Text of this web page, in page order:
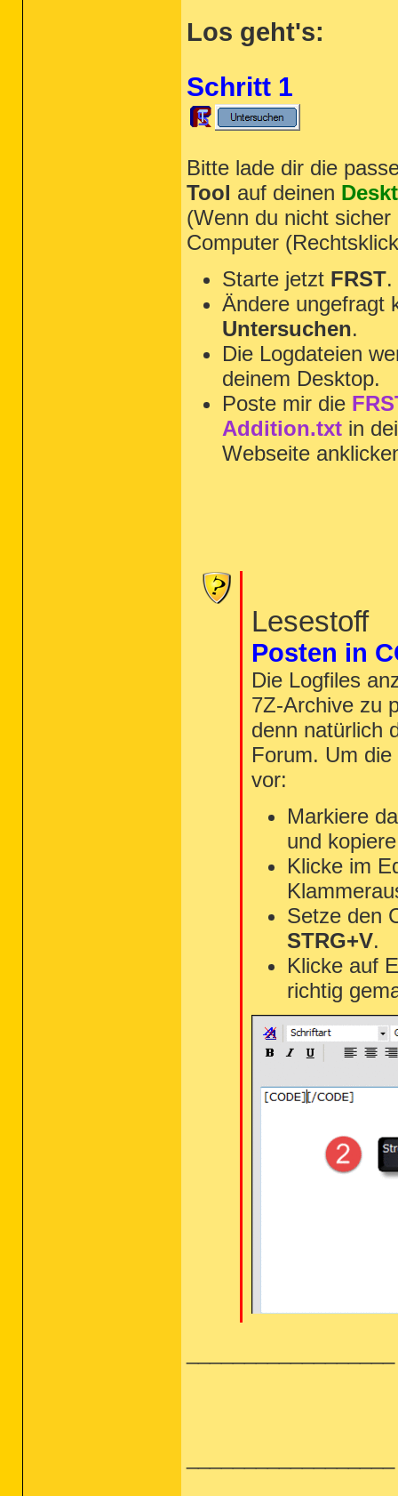
Los geht's:
Schritt 1
Bitte lade dir die
Tool auf deinen
(Wenn du nicht
Computer
Starte jetzt FRST.
Ändere ungefragt
Untersuchen.
Die Logdateien
deinem Desktop.
Poste mir die
Addition.txt in
Webseite
Lesestoff
Posten in
Die Logfiles
7Z-Archive zu
denn natürlich
Forum. Um
vor:
Markiere
und
Klicke im
Setze den
STRG+V.
Klicke auf
richtig